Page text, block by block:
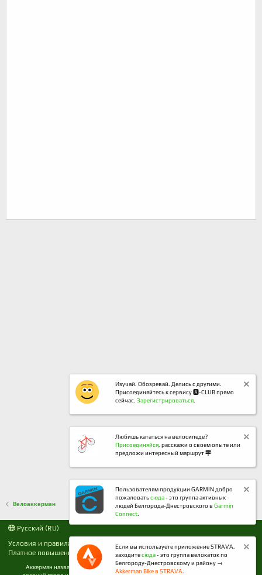
Велоаккерман
Русский (RU)
Условия и правила
Политика конфиденциальности
Платное повышение
Помощь
S
S
Аккерман название города Белгород-Днестровский до 1944 года. Расположен наш
Изучай. Обозревай. Делись с другими.
Присоединяйтесь к сервису 🅰️-CLUB прямо
сейчас. Зарегистрироваться
Любишь кататься на велосипеде?
Присоединяйся, расскажи о своем опыте или
предложи интересный маршрут
Пользователям продукции GARMIN добро
пожаловатьсюда- это группа активных
людей Белгорода-Днестровского в Garmin
Connect
Если вы используете приложение STRAVA,
заходитесюда- это группа велокаток по
Белгороду-Днестровскому и району →
Akkerman Bike в STRAVA